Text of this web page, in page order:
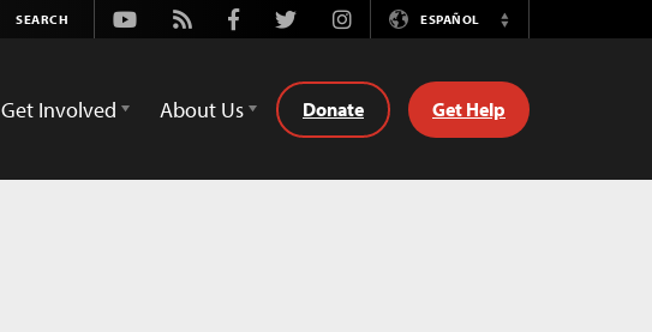
Youtube
Rss FacebookTwitterInstagramESPAÑOL
Switch
Get Involved About Us Donate Get Help